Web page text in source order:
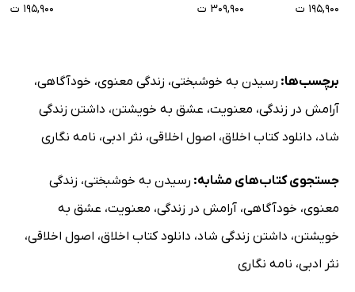
۱۹۵,۹۰۰ ت
۳۰۹,۹۰۰ ت
۱۹۵,۹۰۰ ت
برچسب‌ها: رسیدن به خوشبختی، زندگی معنوی، خودآگاهی،
آرامش در زندگی، معنویت، عشق به خویشتن، داشتن زندگی
شاد، دانلود کتاب اخلاق، اصول اخلاقی، نثر ادبی، نامه نگاری
جستجوی کتاب‌های مشابه: رسیدن به خوشبختی، زندگی
معنوی، خودآگاهی، آرامش در زندگی، معنویت، عشق به
خویشتن، داشتن زندگی شاد، دانلود کتاب اخلاق، اصول اخلاقی،
نثر ادبی، نامه نگاری